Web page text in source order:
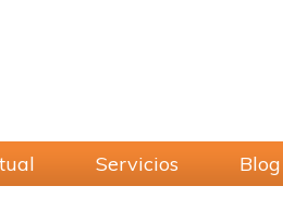
Servicios Blog